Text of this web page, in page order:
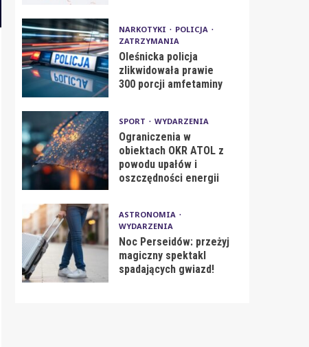
NARKOTYKI
POLICJA
ZATRZYMANIA
Oleśnicka policja
zlikwidowała prawie
300 porcji amfetaminy
SPORT WYDARZENIA
Ograniczenia w
obiektach OKR ATOL z
powodu upałów i
oszczędności energii
ASTRONOMIA
WYDARZENIA
Noc Perseidów: przeżyj
magiczny spektakl
spadających gwiazd!